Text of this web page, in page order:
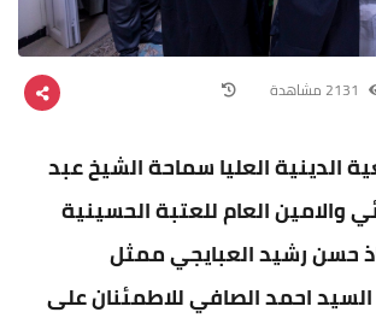
الدينية العليا سماحة الشيخ عبد
والامين العام للعتبة الحسينية
حسن رشيد العبايجي ممثل
السيد احمد الصافي للاطمئنان على